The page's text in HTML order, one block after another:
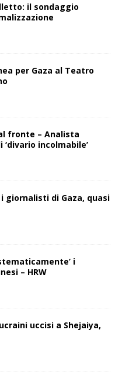
il sondaggio
per Gaza al Teatro
fronte – Analista
incolmabile’
giornalisti di Gaza, quasi
i
– HRW
uccisi a Shejaiya,